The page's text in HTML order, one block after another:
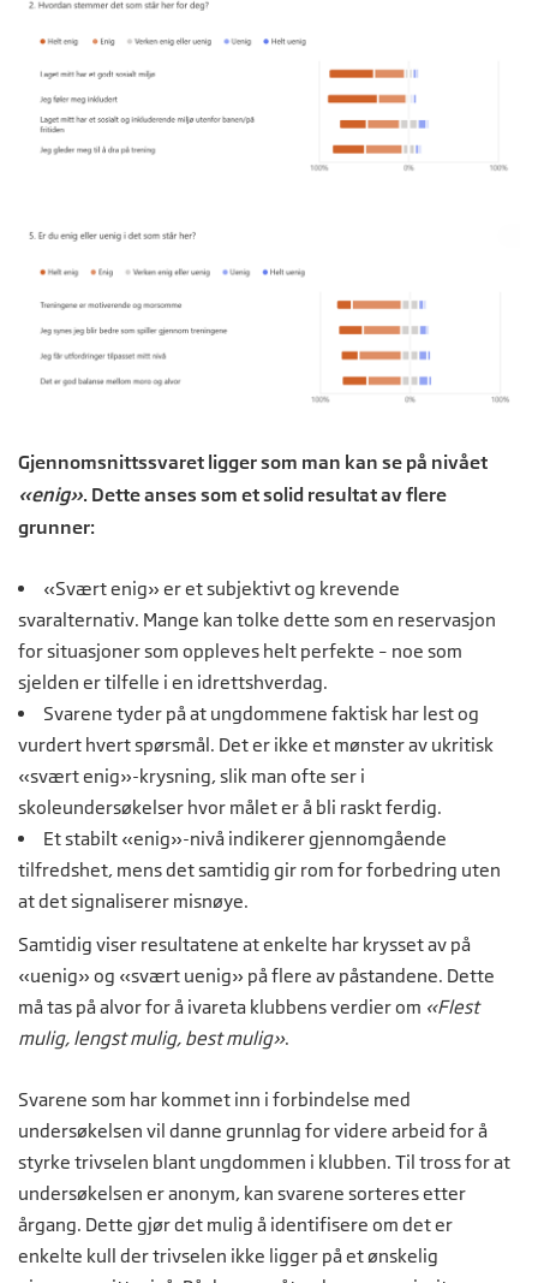
Gjennomsnittssvaret ligger som man kan se på nivået
«enig». Dette anses som et solid resultat av flere
grunner:
«Svært enig» er et subjektivt og krevende
svaralternativ. Mange kan tolke dette som en reservasjon
for situasjoner som oppleves helt perfekte – noe som
sjelden er tilfelle i en idrettshverdag.
Svarene tyder på at ungdommene faktisk har lest og
vurdert hvert spørsmål. Det er ikke et mønster av ukritisk
«svært enig»-krysning, slik man ofte ser i
skoleundersøkelser hvor målet er å bli raskt ferdig.
Et stabilt «enig»-nivå indikerer gjennomgående
tilfredshet, mens det samtidig gir rom for forbedring uten
at det signaliserer misnøye.
Samtidig viser resultatene at enkelte har krysset av på
«uenig» og «svært uenig» på flere av påstandene. Dette
må tas på alvor for å ivareta klubbens verdier om «Flest
mulig, lengst mulig, best mulig».
Svarene som har kommet inn i forbindelse med
undersøkelsen vil danne grunnlag for videre arbeid for å
styrke trivselen blant ungdommen i klubben. Til tross for at
undersøkelsen er anonym, kan svarene sorteres etter
årgang. Dette gjør det mulig å identifisere om det er
enkelte kull der trivselen ikke ligger på et ønskelig